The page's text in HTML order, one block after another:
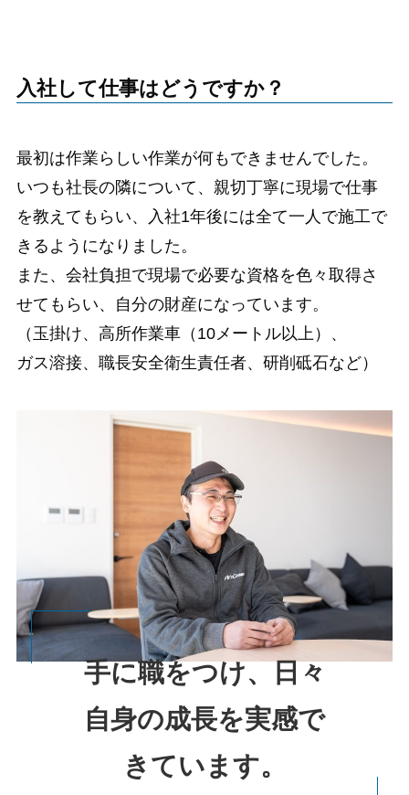
入社して仕事はどうですか？
最初は作業らしい作業が何もできませんでした。
いつも社長の隣について、親切丁寧に現場で仕事
を教えてもらい、入社1年後には全て一人で施工で
きるようになりました。
また、会社負担で現場で必要な資格を色々取得さ
せてもらい、自分の財産になっています。
（玉掛け、高所作業車（10メートル以上）、
ガス溶接、職長安全衛生責任者、研削砥石など）
手に職をつけ、
日々
自身の成長を実感で
きています。